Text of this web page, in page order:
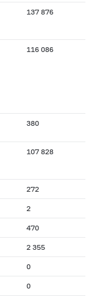
137 876
116 086
380
107 828
272
2
470
2 355
0
0